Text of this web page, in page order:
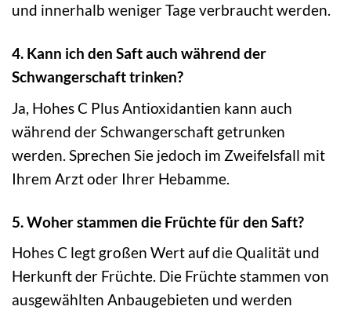
und innerhalb weniger Tage verbraucht werden.
4. Kann ich den Saft auch während der
Schwangerschaft trinken?
Ja, Hohes C Plus Antioxidantien kann auch
während der Schwangerschaft getrunken
werden. Sprechen Sie jedoch im Zweifelsfall mit
Ihrem Arzt oder Ihrer Hebamme.
5. Woher stammen die Früchte für den Saft?
Hohes C legt großen Wert auf die Qualität und
Herkunft der Früchte. Die Früchte stammen von
ausgewählten Anbaugebieten und werden